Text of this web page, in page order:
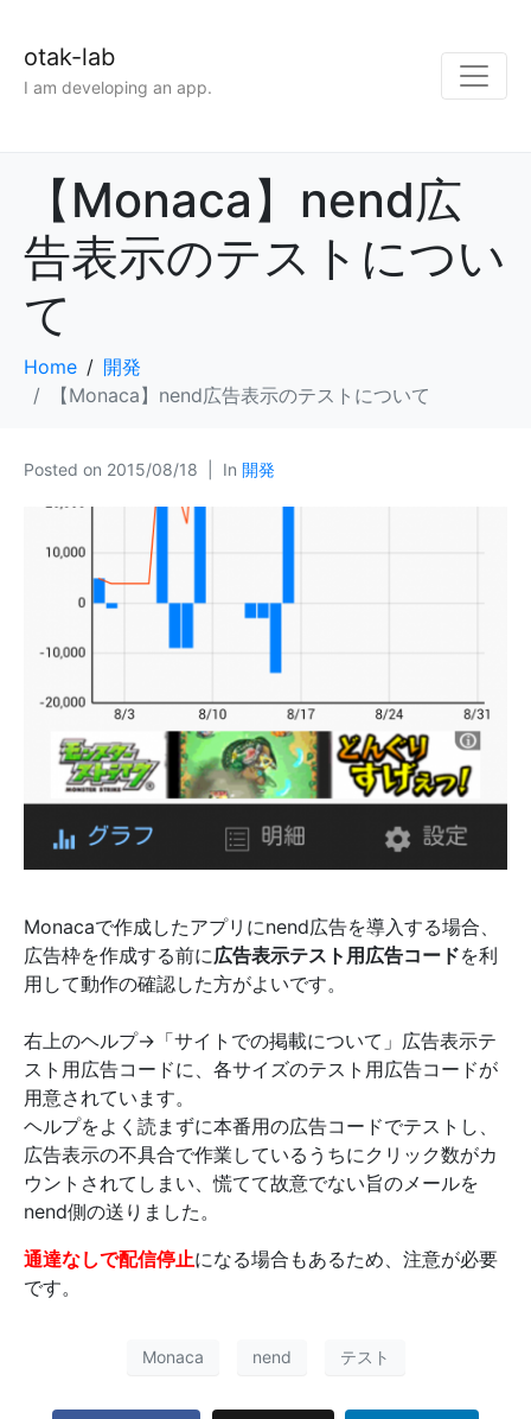
otak-lab
I am developing an app.
【Monaca】nend広
告表示のテストについ
て
Home
開発
【Monaca】nend広告表示のテストについて
Posted on 2015/08/18 In 開発
Monacaで作成したアプリにnend広告を導入する場合、
広告枠を作成する前に広告表示テスト用広告コードを利
用して動作の確認した方がよいです。
右上のヘルプ→「サイトでの掲載について」広告表示テ
スト用広告コードに、各サイズのテスト用広告コードが
用意されています。
ヘルプをよく読まずに本番用の広告コードでテストし、
広告表示の不具合で作業しているうちにクリック数がカ
ウントされてしまい、慌てて故意でない旨のメールを
nend側の送りました。
通達なしで配信停止になる場合もあるため、注意が必要
です。
Monaca nend テスト